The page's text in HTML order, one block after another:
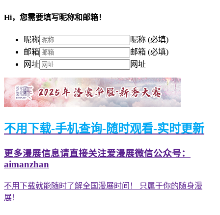
Hi，您需要填写昵称和邮箱！
昵称
昵称 (必填)
邮箱
邮箱 (必填)
网址
网址
不用下载-手机查询-随时观看-实时更新
更多漫展信息请直接关注爱漫展微信公众号：
aimanzhan
不用下载就能随时了解全国漫展时间！ 只属于你的随身漫
展！